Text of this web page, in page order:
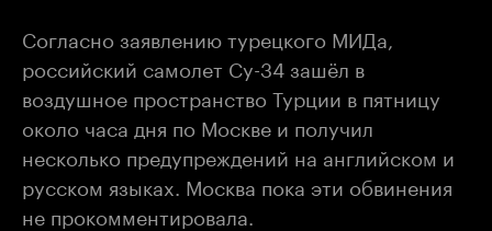
Согласно заявлению турецкого МИДа,
российский самолет Су-34 зашёл в
воздушное пространство Турции в пятницу
около часа дня по Москве и получил
несколько предупреждений на английском и
русском языках. Москва пока эти обвинения
не прокомментировала.